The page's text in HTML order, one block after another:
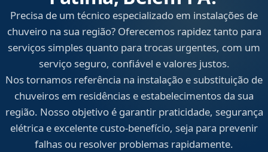
Precisa de um técnico especializado em instalações de
chuveiro na sua região? Oferecemos rapidez tanto para
serviços simples quanto para trocas urgentes, com um
serviço seguro, confiável e valores justos.
Nos tornamos referência na instalação e substituição de
chuveiros em residências e estabelecimentos da sua
região. Nosso objetivo é garantir praticidade, segurança
elétrica e excelente custo-benefício, seja para prevenir
falhas ou resolver problemas rapidamente.